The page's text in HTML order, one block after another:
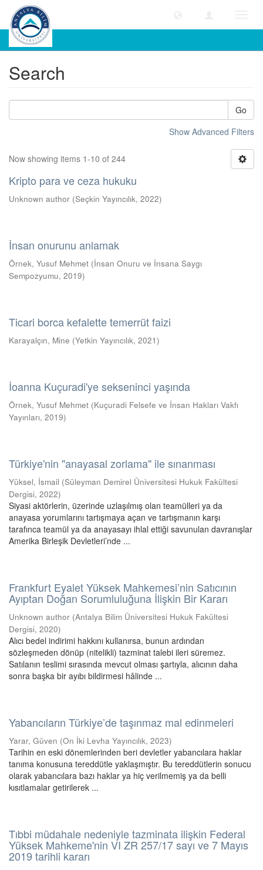
Search
Search
Go
Show Advanced Filters
Now showing items 1-10 of 244
Kripto para ve ceza hukuku
Unknown author (Seçkin Yayıncılık, 2022)
İnsan onurunu anlamak
Örnek, Yusuf Mehmet (İnsan Onuru ve İnsana Saygı
Sempozyumu, 2019)
Ticari borca kefalette temerrüt faizi
Karayalçın, Mine (Yetkin Yayıncılık, 2021)
İoanna Kuçuradi'ye sekseninci yaşında
Örnek, Yusuf Mehmet (Kuçuradi Felsefe ve İnsan Hakları Vakfı
Yayınları, 2019)
Türkiye'nin "anayasal zorlama" ile sınanması
Yüksel, İsmail (Süleyman Demirel Üniversitesi Hukuk Fakültesi
Dergisi, 2022)
Siyasi aktörlerin, üzerinde uzlaşılmış olan teamülleri ya da
anayasa yorumlarını tartışmaya açan ve tartışmanın karşı
tarafınca teamül ya da anayasayı ihlal ettiği savunulan davranışlar
Amerika Birleşik Devletleri’nde ...
Frankfurt Eyalet Yüksek Mahkemesi’nin Satıcının
Ayıptan Doğan Sorumluluğuna İlişkin Bir Kararı
Unknown author (Antalya Bilim Üniversitesi Hukuk Fakültesi
Dergisi, 2020)
Alıcı bedel indirimi hakkını kullanırsa, bunun ardından
sözleşmeden dönüp (nitelikli) tazminat talebi ileri süremez.
Satılanın teslimi sırasında mevcut olması şartıyla, alıcının daha
sonra başka bir ayıbı bildirmesi hâlinde ...
Yabancıların Türkiye’de taşınmaz mal edinmeleri
Yarar, Güven (On İki Levha Yayıncılık, 2023)
Tarihin en eski dönemlerinden beri devletler yabancılara haklar
tanıma konusuna tereddütle yaklaşmıştır. Bu tereddütlerin sonucu
olarak yabancılara bazı haklar ya hiç verilmemiş ya da belli
kısıtlamalar getirilerek ...
Tıbbi müdahale nedeniyle tazminata ilişkin Federal
Yüksek Mahkeme'nin VI ZR 257/17 sayı ve 7 Mayıs
2019 tarihli kararı